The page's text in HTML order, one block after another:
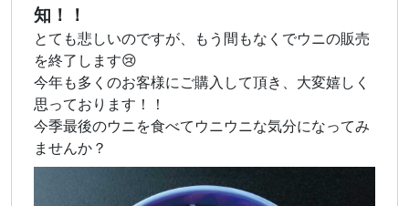
知！！
とても悲しいのですが、もう間もなくでウニの販売
を終了します😢
今年も多くのお客様にご購入して頂き、大変嬉しく
思っております！！
今季最後のウニを食べてウニウニな気分になってみ
ませんか？